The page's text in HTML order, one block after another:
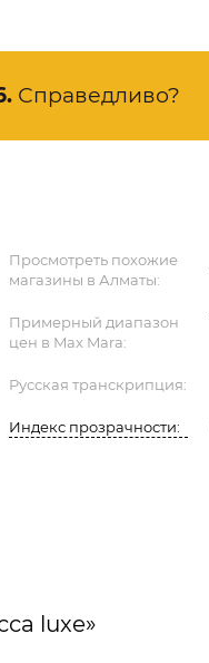
. Справедливо?
Просмотреть похожие
магазины в Алматы:
Примерный диапазон
цен в Max Mara:
Русская транскрипция:
Индекс прозрачности:
luxe»